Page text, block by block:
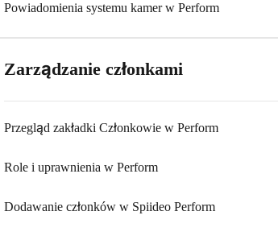
Powiadomienia systemu kamer w Perform
Zarządzanie członkami
Przegląd zakładki Członkowie w Perform
Role i uprawnienia w Perform
Dodawanie członków w Spiideo Perform